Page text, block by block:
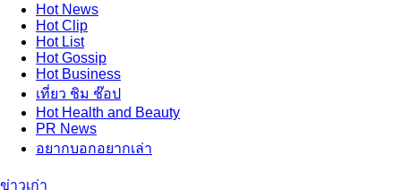
HotNews
HotClip
HotList
HotGossip
HotBusiness
เที่ยว ชิม ช๊อป
HotHealth and Beauty
PR News
อยากบอกอยากเล่า
ข่าวเก่า